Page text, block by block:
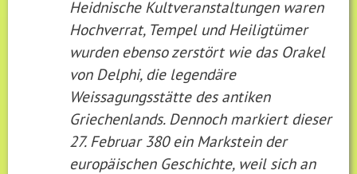
Heidnische Kultveranstaltungen waren
Hochverrat, Tempel und Heiligtümer
wurden ebenso zerstört wie das Orakel
von Delphi, die legendäre
Weissagungsstätte des antiken
Griechenlands. Dennoch markiert dieser
27. Februar 380 ein Markstein der
europäischen Geschichte, weil sich an